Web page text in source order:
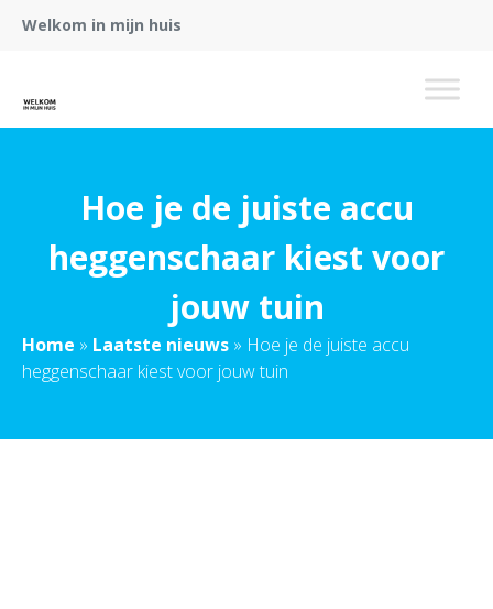
Welkom in mijn huis
Hoe je de juiste accu
heggenschaar kiest voor
jouw tuin
Home » Laatste nieuws » Hoe je de juiste accu
heggenschaar kiest voor jouw tuin